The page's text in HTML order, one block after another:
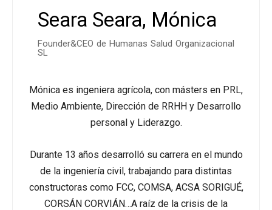
Seara Seara, Mónica
Founder&CEO de Humanas Salud Organizacional
SL
Mónica es ingeniera agrícola, con másters en PRL,
Medio Ambiente, Dirección de RRHH y Desarrollo
personal y Liderazgo.
Durante 13 años desarrolló su carrera en el mundo
de la ingeniería civil, trabajando para distintas
constructoras como FCC, COMSA, ACSA SORIGUÉ,
CORSÁN CORVIÁN…A raíz de la crisis de la